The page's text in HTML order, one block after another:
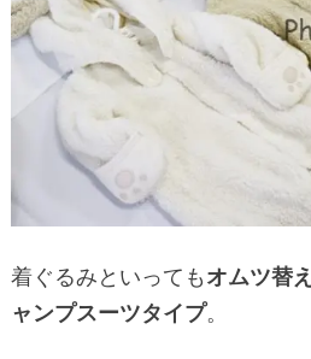
着ぐるみといっても オムツ替
ャンプスーツタイプ。